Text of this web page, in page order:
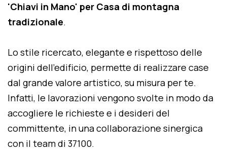
'Chiavi in Mano' per Casa di montagna
tradizionale.
Lo stile ricercato, elegante e rispettoso delle
origini dell'edificio, permette di realizzare case
dal grande valore artistico, su misura per te.
Infatti, le lavorazioni vengono svolte in modo da
accogliere le richieste e i desideri del
committente, in una collaborazione sinergica
con il team di 37100.